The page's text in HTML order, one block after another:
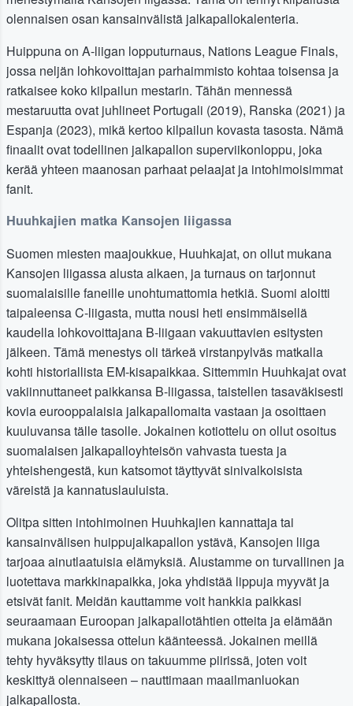
olennaisen osan kansainvälistä jalkapallokalenteria.
Huippuna on A-liigan lopputurnaus, Nations League Finals,
jossa neljän lohkovoittajan parhaimmisto kohtaa toisensa ja
ratkaisee koko kilpailun mestarin. Tähän mennessä
mestaruutta ovat juhlineet Portugali (2019), Ranska (2021) ja
Espanja (2023), mikä kertoo kilpailun kovasta tasosta. Nämä
finaalit ovat todellinen jalkapallon superviikonloppu, joka
kerää yhteen maanosan parhaat pelaajat ja intohimoisimmat
fanit.
Huuhkajien matka Kansojen liigassa
Suomen miesten maajoukkue, Huuhkajat, on ollut mukana
Kansojen liigassa alusta alkaen, ja turnaus on tarjonnut
suomalaisille faneille unohtumattomia hetkiä. Suomi aloitti
taipaleensa C-liigasta, mutta nousi heti ensimmäisellä
kaudella lohkovoittajana B-liigaan vakuuttavien esitysten
jälkeen. Tämä menestys oli tärkeä virstanpylväs matkalla
kohti historiallista EM-kisapaikkaa. Sittemmin Huuhkajat ovat
vakiinnuttaneet paikkansa B-liigassa, taistellen tasaväkisesti
kovia eurooppalaisia jalkapallomaita vastaan ja osoittaen
kuuluvansa tälle tasolle. Jokainen kotiottelu on ollut osoitus
suomalaisen jalkapalloyhteisön vahvasta tuesta ja
yhteishengestä, kun katsomot täyttyvät sinivalkoisista
väreistä ja kannatuslauluista.
Olitpa sitten intohimoinen Huuhkajien kannattaja tai
kansainvälisen huippujalkapallon ystävä, Kansojen liiga
tarjoaa ainutlaatuisia elämyksiä. Alustamme on turvallinen ja
luotettava markkinapaikka, joka yhdistää lippuja myyvät ja
etsivät fanit. Meidän kauttamme voit hankkia paikkasi
seuraamaan Euroopan jalkapallotähtien otteita ja elämään
mukana jokaisessa ottelun käänteessä. Jokainen meillä
tehty hyväksytty tilaus on takuumme piirissä, joten voit
keskittyä olennaiseen – nauttimaan maailmanluokan
jalkapallosta.